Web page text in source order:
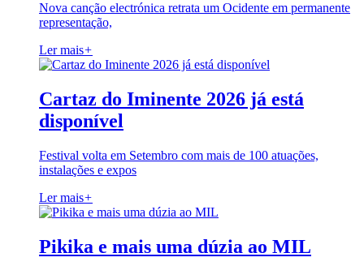
Nova canção electrónica retrata um Ocidente em permanente
representação,
Ler mais+
Cartaz do Iminente 2026 já está
disponível
Festival volta em Setembro com mais de 100 atuações,
instalações e expos
Ler mais+
Pikika e mais uma dúzia ao MIL